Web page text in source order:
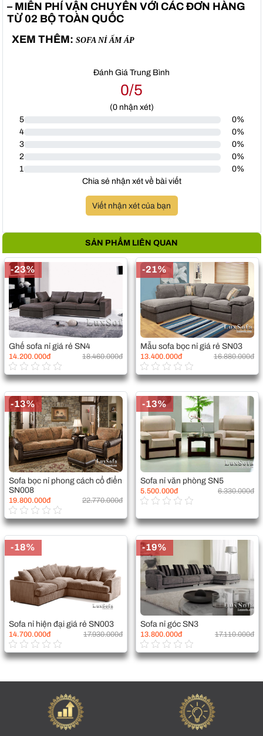
– MIỄN PHÍ VẬN CHUYỂN VỚI CÁC ĐƠN HÀNG
TỪ 02 BỘ TOÀN QUỐC
XEM THÊM: SOFA NỈ ẤM ÁP
Đánh Giá Trung Bình
0/5
(0nhận xét)
5
0%
4
0%
3
0%
2
0%
1
0%
Chia sẻ nhận xét về bài viết
Viết nhận xét của bạn
SẢN PHẨM LIÊN QUAN
Ghế sofa nỉ giá rẻ SN4
14.200.000đ 18.460.000đ
-23%
Mẫu sofa bọc nỉ giá rẻ SN03
13.400.000đ 16.880.000đ
-21%
Sofa bọc nỉ phong cách cổ điển
SN008
19.800.000đ 22.770.000đ
-13%
Sofa nỉ văn phòng SN5
5.500.000đ 6.330.000đ
-13%
Sofa nỉ hiện đại giá rẻ SN003
14.700.000đ 17.930.000đ
-18%
Sofa nỉ góc SN3
13.800.000đ 17.110.000đ
-19%